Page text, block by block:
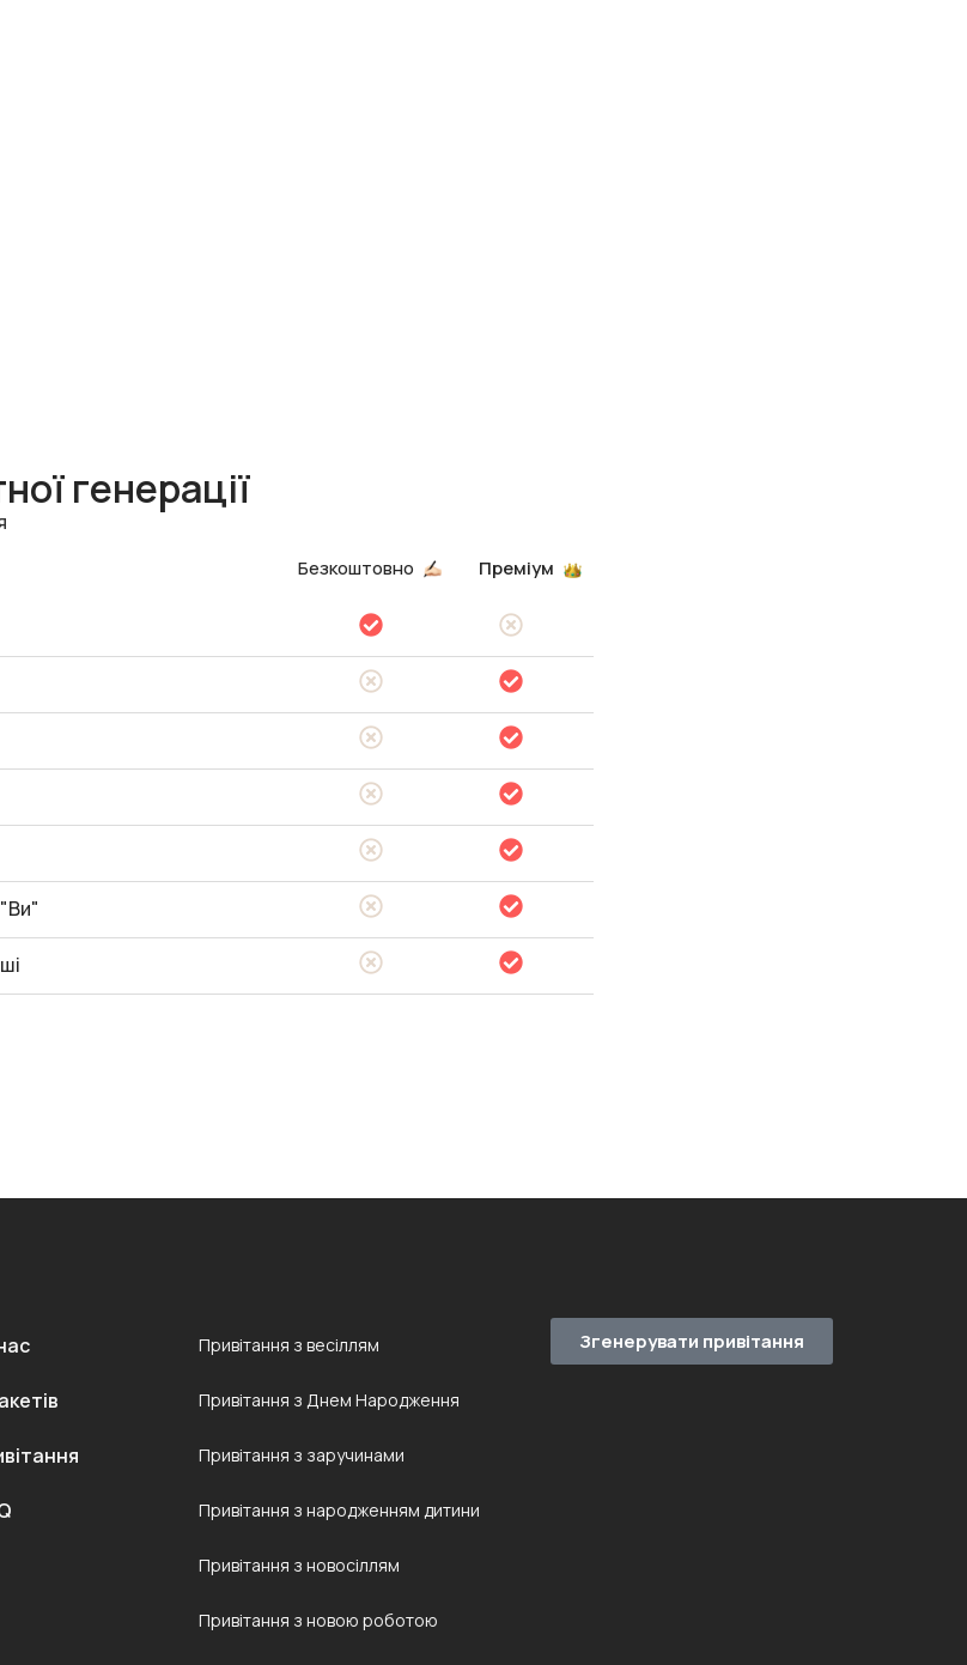
генерації
Безкоштовно Преміум
Привітання з весіллям
Привітання з Днем Народження
Привітання з заручинами
Привітання з народженням дитини
Привітання з новосіллям
Привітання з новою роботою
Згенерувати привітання